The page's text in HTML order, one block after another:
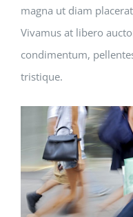
magna ut diam
Vivamus at libero
condimentum,
tristique.